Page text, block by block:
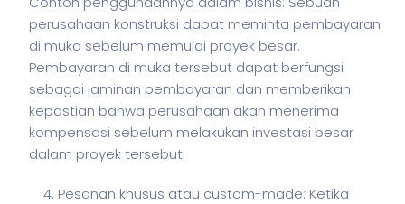
perusahaan konstruksi dapat meminta pembayaran
di muka sebelum memulai proyek besar.
Pembayaran di muka tersebut dapat berfungsi
sebagai jaminan pembayaran dan memberikan
kepastian bahwa perusahaan akan menerima
kompensasi sebelum melakukan investasi besar
dalam proyek tersebut.
Pesanan khusus atau custom-made: Ketika